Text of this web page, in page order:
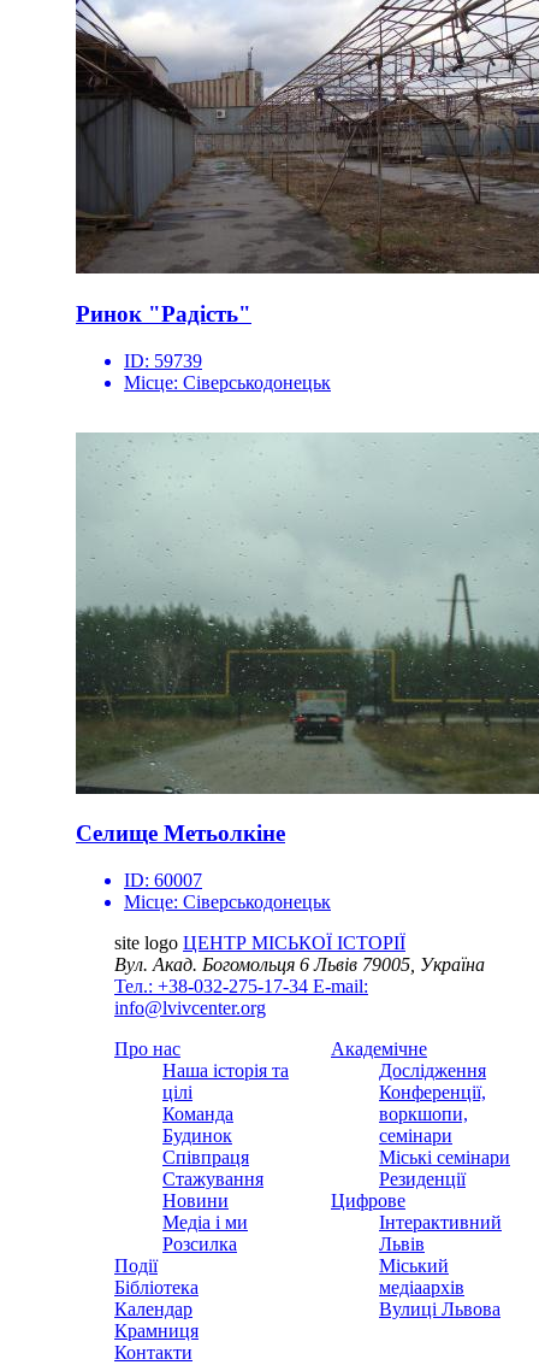
Ринок "Радість"
ID: 59739
Місце: Сіверськодонецьк
Селище Метьолкіне
ID: 60007
Місце: Сіверськодонецьк
site logo ЦЕНТР МІСЬКОЇ ІСТОРІЇ
Вул. Акад. Богомольця 6Львів 79005, Україна
Тел.: +38-032-275-17-34 E-mail:
info@lvivcenter.org
Про нас
Наша історія та
цілі
Команда
Будинок
Співпраця
Стажування
Новини
Медіа і ми
Розсилка
Події
Бібліотека
Календар
Крамниця
Контакти
Академічне
Дослідження
Конференції,
воркшопи,
семінари
Міські семінари
Резиденції
Цифрове
Інтерактивний
Львів
Міський
медіаархів
Вулиці Львова